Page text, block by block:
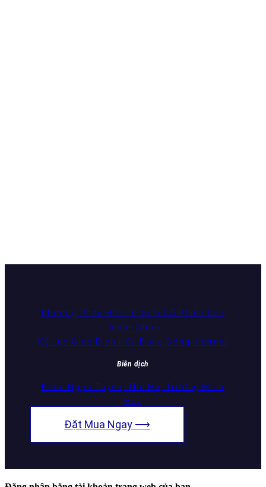
Phương Pháp Đầu Tư Siêu Cổ Phiếu Của
Jesse Stine
Kỷ Lục Giao Dịch Hậu Bong Bóng Internet
Biên dịch
Khúc Ngọc Tuyên, Thu Hà, Trương Minh
Huy
Đặt Mua Ngay ⟶